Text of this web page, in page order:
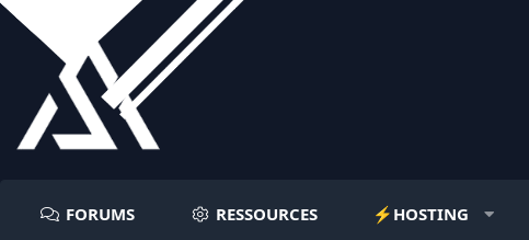
FORUMS RESSOURCES ⚡️HOSTING